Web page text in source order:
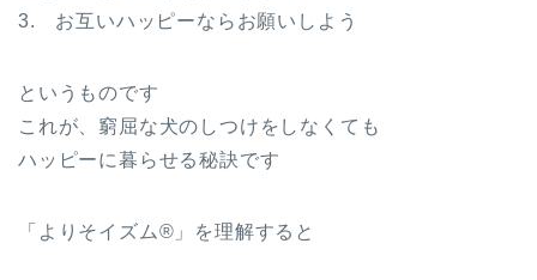
3. お互いハッピーならお願いしよう
というものです
これが、窮屈な犬のしつけをしなくても
ハッピーに暮らせる秘訣です
「よりそイズム®」を理解すると